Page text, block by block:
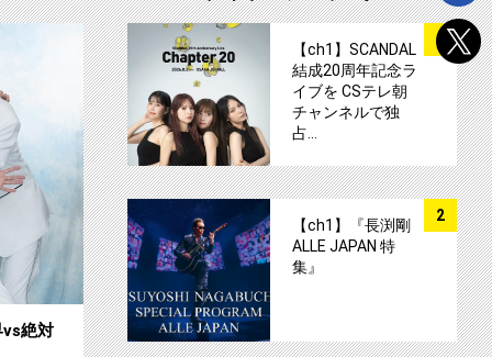
界vs絶対BLになりたくない男 主題歌決定！サムネイル
【ch1】【ＣＳオリジナルドラマ】 絶対BL
vs絶対
1
【ch1】SCANDAL
結成20周年記念ラ
イブを CSテレ朝
チャンネルで独
占…
2
【ch1】『長渕剛
ALLE JAPAN 特
集』